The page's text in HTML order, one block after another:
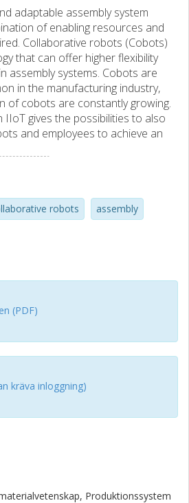
adaptable assembly system
of enabling resources and
Collaborative robots (Cobots)
that can offer higher flexibility
assembly systems. Cobots are
in the manufacturing industry,
of cobots are constantly growing.
IIoT gives the possibilities to also
and employees to achieve an
using cobots in a lab
and ergonomics of a real
experiment setup is presented in
discussed along with future
robots assembly
(PDF)
kräva inloggning)
Produktionssystem